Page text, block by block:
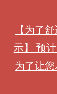
【为了
示】 预
为了让